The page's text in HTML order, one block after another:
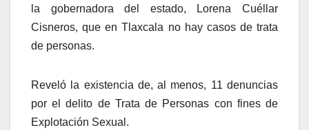
la gobernadora del estado, Lorena Cuéllar
Cisneros, que en Tlaxcala no hay casos de trata
de personas.
Reveló la existencia de, al menos, 11 denuncias
por el delito de Trata de Personas con fines de
Explotación Sexual.